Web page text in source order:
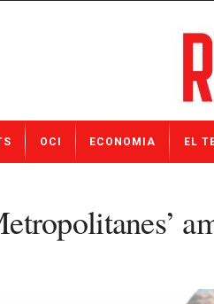
OCI ECONOMIA EL